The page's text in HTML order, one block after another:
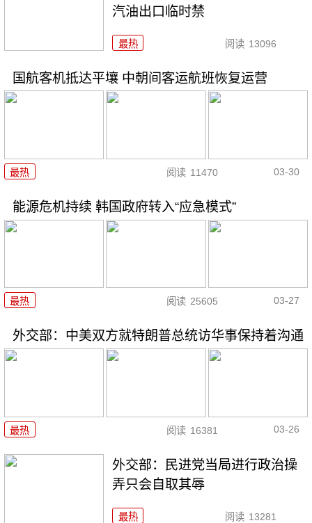
汽油出口临时禁
最热 阅读 13096
国航客机抵达平壤 中朝间客运航班恢复运营
最热 阅读 11470 03-30
能源危机持续 韩国政府转入“应急模式”
最热 阅读 25605 03-27
外交部：中美双方就特朗普总统访华事保持着沟通
最热 阅读 16381 03-26
外交部：民进党当局进行政治操
弄只会自取其辱
最热 阅读 13281